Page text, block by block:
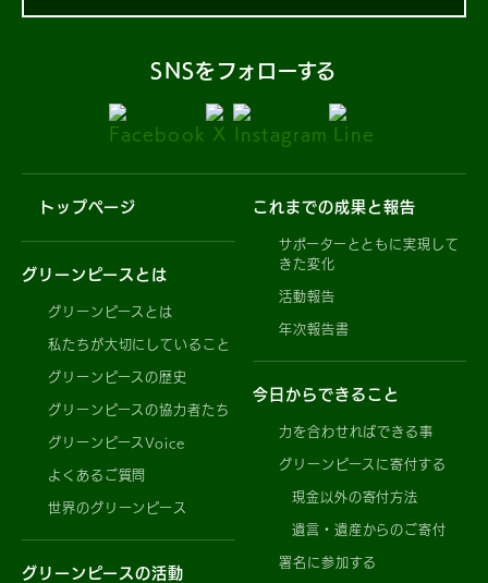
SNSをフォローする
トップページ
グリーンピースとは
グリーンピースとは
私たちが大切にしていること
グリーンピースの歴史
グリーンピースの協力者たち
グリーンピースVoice
よくあるご質問
世界のグリーンピース
グリーンピースの活動
これまでの成果と報告
サポーターとともに実現して
きた変化
活動報告
年次報告書
今日からできること
力を合わせればできる事
グリーンピースに寄付する
現金以外の寄付方法
遺言・遺産からのご寄付
署名に参加する